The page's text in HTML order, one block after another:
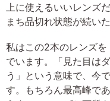
上に使えるいいレンズ
まち品切れ状態が続い
私はこの2本のレンズ
でいます。「見た目は
う」という意味で、今
す。もちろん最高峰で